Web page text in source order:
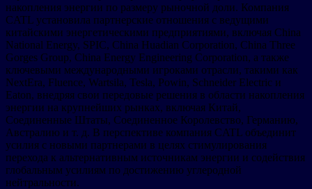
накопления энергии по размеру рыночной доли. Компания
CATL установила партнерские отношения с ведущими
китайскими энергетическими предприятиями, включая China
National Energy, SPIC, China Huadian Corporation, China Three
Gorges Group, China Energy Engineering Corporation, а также
ключевыми международными игроками отрасли, такими как
NextEra, Fluence, Wartsila, Tesla, Powin, Schneider Electric и
Eaton, внедряя свои передовые решения в области накопления
энергии на крупнейших рынках, включая Китай,
Соединенные Штаты, Соединенное Королевство, Германию,
Австралию и т. д. В перспективе компания CATL объединит
усилия с новыми партнерами в целях стимулирования
перехода к альтернативным источникам энергии и содействия
глобальным усилиям по достижению углеродной
нейтральности.